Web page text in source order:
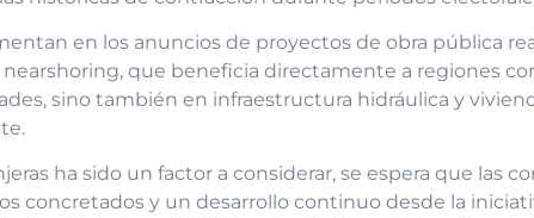
en los anuncios de proyectos de obra pública
que beneficia directamente a regiones
sino también en infraestructura hidráulica y
ha sido un factor a considerar, se espera que las
concretados y un desarrollo continuo desde la